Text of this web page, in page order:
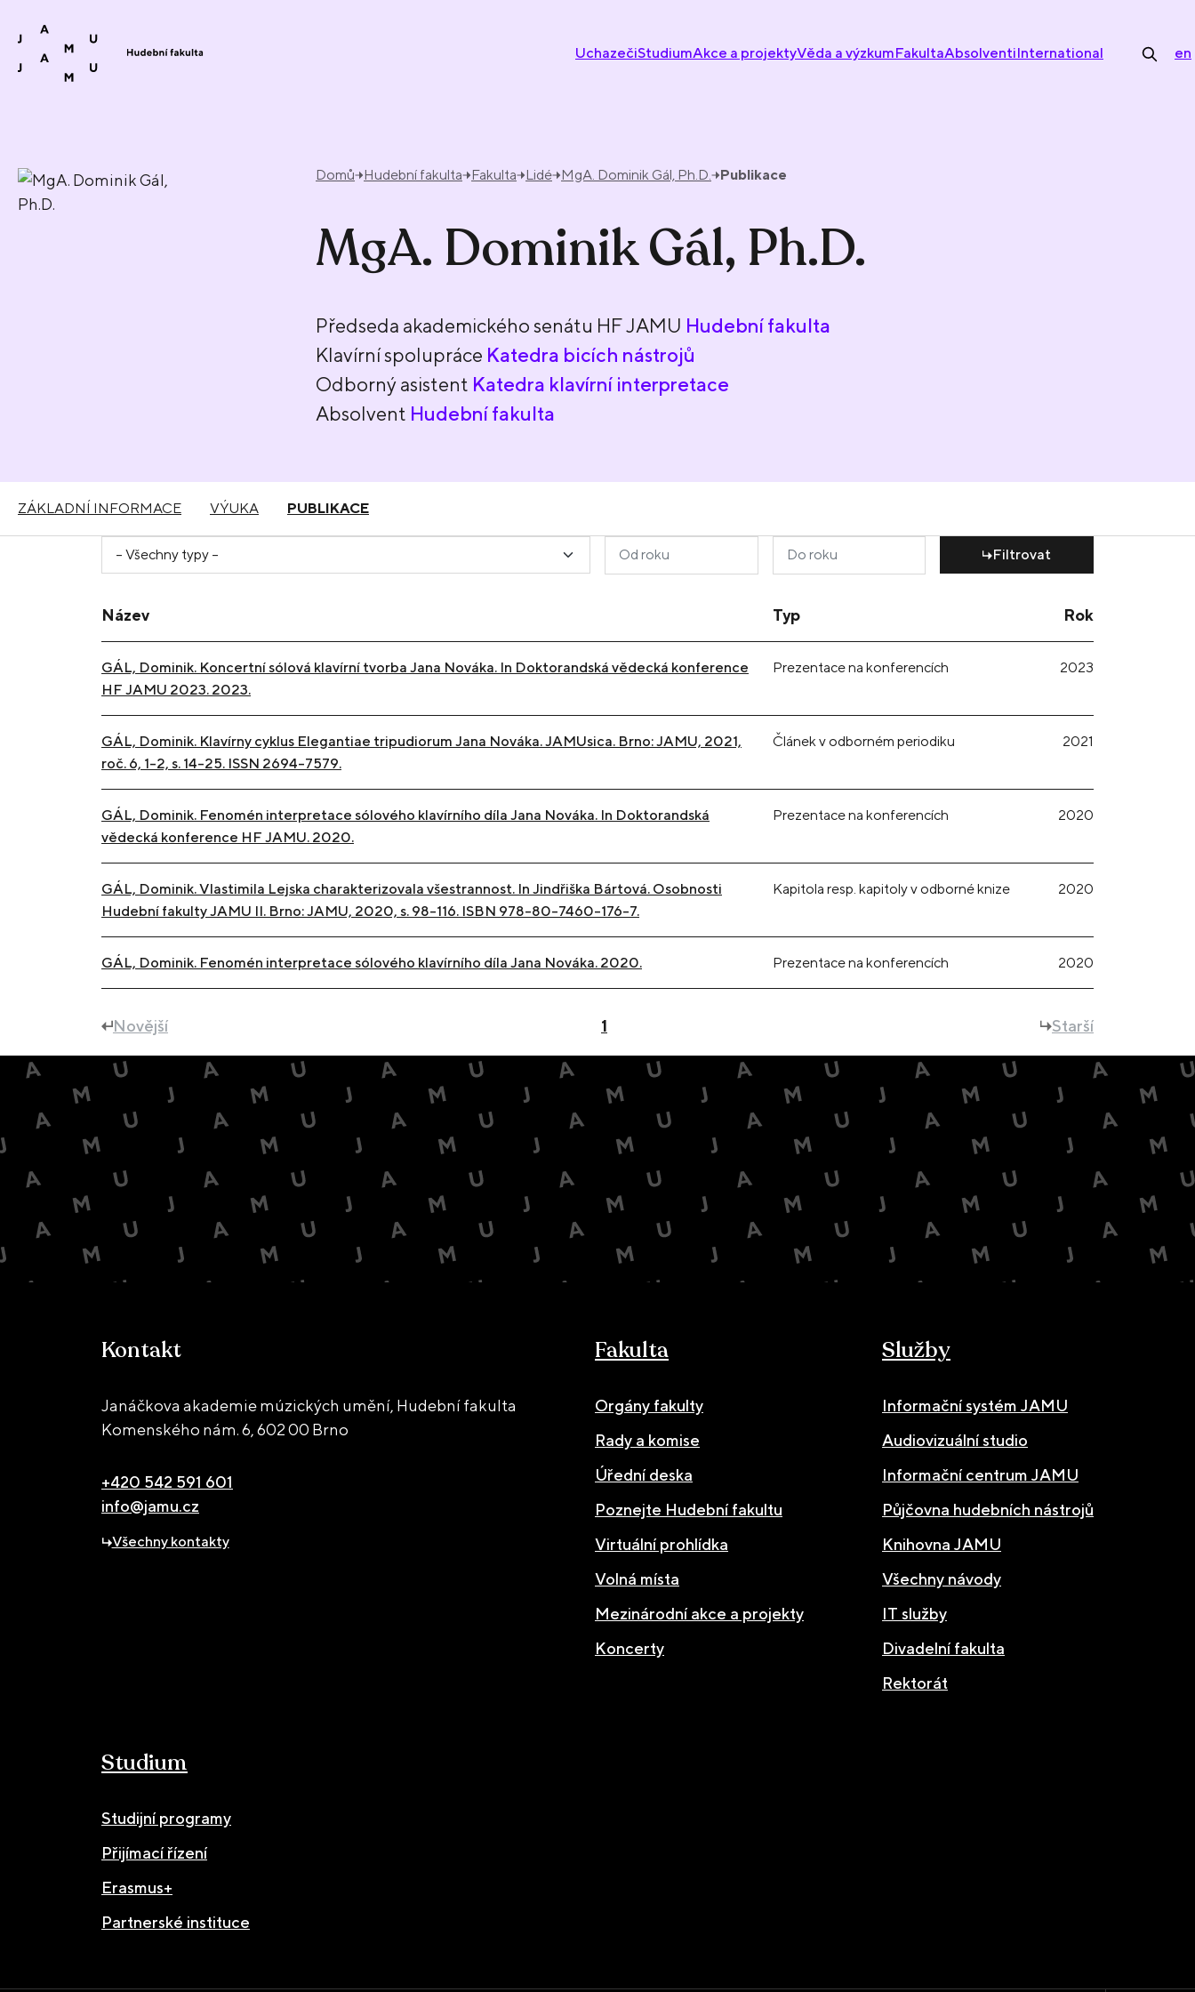
UchazečiStudiumAkce a projektyVěda a výzkumFakultaAbsolventiInternational en
Domů Hudební fakulta Fakulta Lidé MgA. Dominik Gál, Ph.D. Publikace
MgA. Dominik Gál, Ph.D.
Předseda akademického senátu HF JAMU Hudební fakulta
Klavírní spolupráce Katedra bicích nástrojů
Odborný asistent Katedra klavírní interpretace
Absolvent Hudební fakulta
ZÁKLADNÍ INFORMACE VÝUKA PUBLIKACE
Filtrovat
Název Typ Rok
GÁL, Dominik. Koncertní sólová klavírní tvorba Jana Nováka. In Doktorandská vědecká konference
HF JAMU 2023. 2023.
Prezentace na konferencích 2023
GÁL, Dominik. Klavírny cyklus Elegantiae tripudiorum Jana Nováka. JAMUsica. Brno: JAMU, 2021,
roč. 6, 1-2, s. 14-25. ISSN 2694-7579.
Článek v odborném periodiku 2021
GÁL, Dominik. Fenomén interpretace sólového klavírního díla Jana Nováka. In Doktorandská
vědecká konference HF JAMU. 2020.
Prezentace na konferencích 2020
GÁL, Dominik. Vlastimila Lejska charakterizovala všestrannost. In Jindřiška Bártová. Osobnosti
Hudební fakulty JAMU II. Brno: JAMU, 2020, s. 98-116. ISBN 978-80-7460-176-7.
Kapitola resp. kapitoly v odborné knize 2020
GÁL, Dominik. Fenomén interpretace sólového klavírního díla Jana Nováka. 2020. Prezentace na konferencích 2020
Novější 1 Starší
Kontakt
Janáčkova akademie múzických umění, Hudební fakulta
Komenského nám. 6,602 00 Brno
+420 542 591 601
info@jamu.cz
Všechny kontakty
Fakulta
Orgány fakulty
Rady a komise
Úřední deska
Poznejte Hudební fakultu
Virtuální prohlídka
Volná místa
Mezinárodní akce a projekty
Koncerty
Služby
Informační systém JAMU
Audiovizuální studio
Informační centrum JAMU
Půjčovna hudebních nástrojů
Knihovna JAMU
Všechny návody
IT služby
Divadelní fakulta
Rektorát
Studium
Studijní programy
Přijímací řízení
Erasmus+
Partnerské instituce